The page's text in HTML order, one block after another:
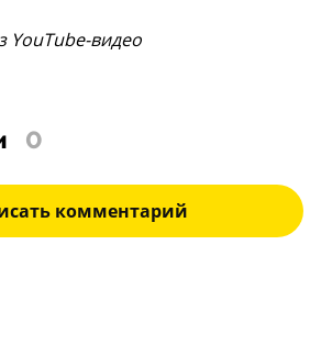
YouTube-видео
0
комментарий